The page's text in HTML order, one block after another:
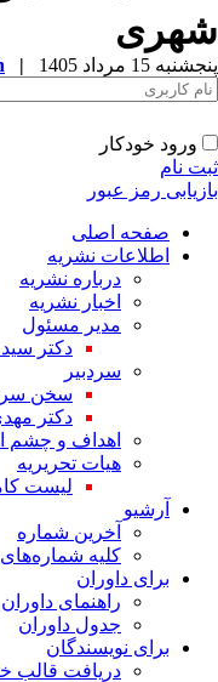
15 مرداد 1405 |
ورود خودکار
نام
رمز عبور
صفحه اصلی
اطلاعات نشریه
درباره نشریه
اخبار نشریه
مدیر مسئول
دکتر سید
سردبیر
سخن
دکتر
اهداف و چشم
هیات تحریریه
لیست
آرشیو
آخرین شماره
کلیه شماره‌های
برای داوران
راهنمای داوران
جدول داوران
برای نویسندگان
دریافت قالب